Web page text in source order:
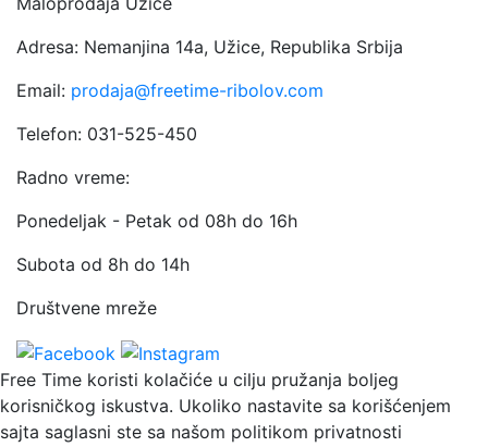
Adresa: Nemanjina 14a, Užice, Republika Srbija
Email: prodaja@freetime-ribolov.com
Telefon: 031-525-450
Radno vreme:
Ponedeljak - Petak od 08h do 16h
Subota od 8h do 14h
Društvene mreže
Free Time koristi kolačiće u cilju pružanja boljeg
korisničkog iskustva. Ukoliko nastavite sa korišćenjem
sajta saglasni ste sa našom politikom privatnosti